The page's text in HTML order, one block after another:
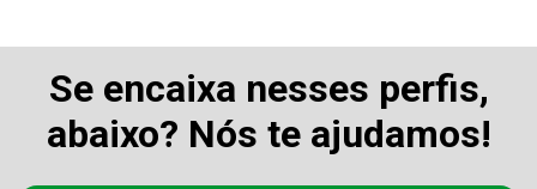
Se encaixa nesses perfis,
abaixo? Nós te ajudamos!